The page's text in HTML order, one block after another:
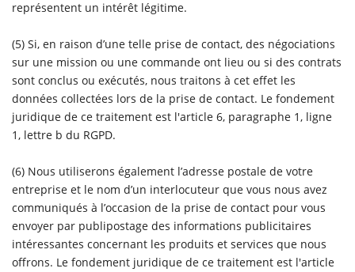
représentent un intérêt légitime.
(5) Si, en raison d’une telle prise de contact, des négociations
sur une mission ou une commande ont lieu ou si des contrats
sont conclus ou exécutés, nous traitons à cet effet les
données collectées lors de la prise de contact. Le fondement
juridique de ce traitement est l'article 6, paragraphe 1, ligne
1, lettre b du RGPD.
(6) Nous utiliserons également l’adresse postale de votre
entreprise et le nom d’un interlocuteur que vous nous avez
communiqués à l’occasion de la prise de contact pour vous
envoyer par publipostage des informations publicitaires
intéressantes concernant les produits et services que nous
offrons. Le fondement juridique de ce traitement est l'article